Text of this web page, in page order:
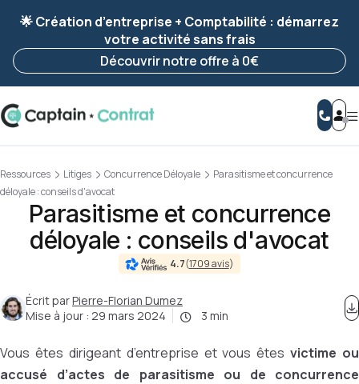
enregistrée 🚀
Reprendre ma démarche
🌟 Création d’entreprise + Comptabilité : démarrez
votre activité sans frais
Découvrir notre offre à 0€
Ressources Litiges Concurrence Déloyale
Parasitisme et concurrence
déloyale : conseils d'avocat
Parasitisme et concurrence
déloyale : conseils d'avocat
4.7(1709 avis)
Écrit parPierre-Florian Dumez
Mise à jour : 29 mars 2024 3 min
Vous êtes dirigeant d’entreprise et vous êtes victime ou
accusé d’actes de parasitisme ou de concurrence